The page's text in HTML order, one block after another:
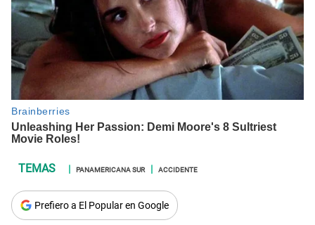
PANAMERICANA SUR ACCIDENTE
Prefiero a El Popular en Google